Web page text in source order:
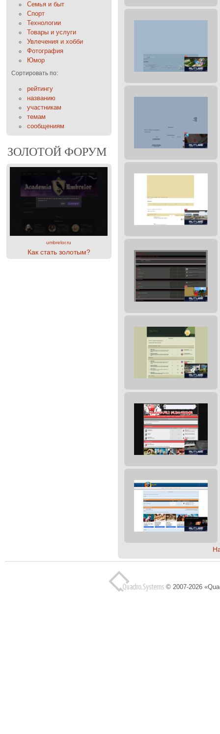
Семья и быт
Спорт
Технологии
Товары и услуги
Увлечения и хобби
Фотография
Юмор
Сортировать по:
рейтингу
названию
участникам
темам
сообщениям
ЗОЛОТОЙ ФОРУМ
umbrelor.ru
Как стать золотым?
© 2007-2026